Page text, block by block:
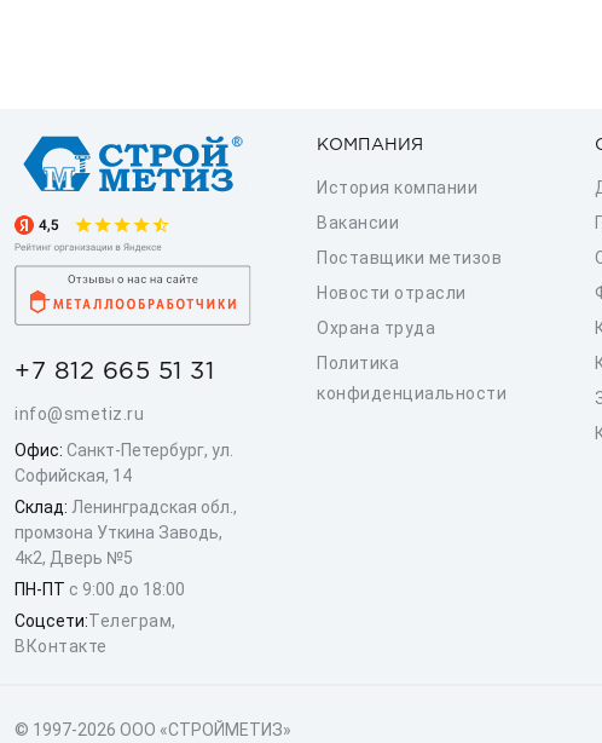
+7 812 665 51 31
info@smetiz.ru
Офис: Санкт-Петербург, ул.
Софийская, 14
Склад: Ленинградская обл.,
промзона Уткина Заводь,
4к2, Дверь №5
ПН-ПТ с 9:00 до 18:00
Соцсети:Телеграм,
ВКонтакте
КОМПАНИЯ
История компании
Вакансии
Поставщики метизов
Новости отрасли
Охрана труда
Политика
конфиденциальности
© 1997-2026 ООО «СТРОЙМЕТИЗ»